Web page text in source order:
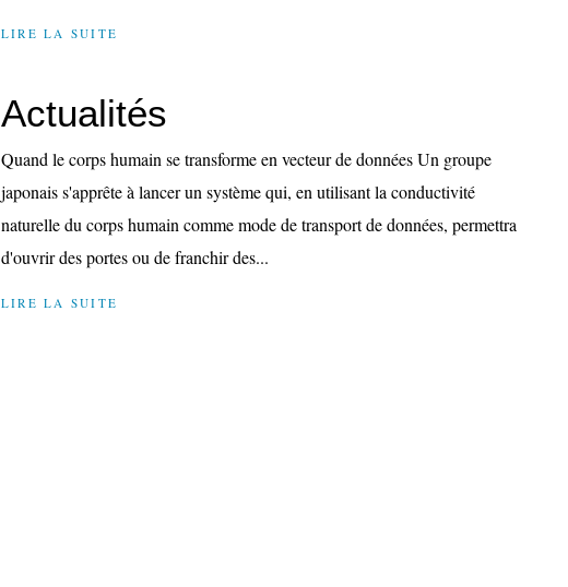
LIRE LA SUITE
Actualités
Quand le corps humain se transforme en vecteur de données Un groupe
japonais s'apprête à lancer un système qui, en utilisant la conductivité
naturelle du corps humain comme mode de transport de données, permettra
d'ouvrir des portes ou de franchir des...
LIRE LA SUITE